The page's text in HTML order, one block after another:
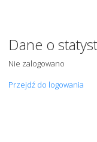
Dane o
Nie zalogowano
Przejdź do logowania